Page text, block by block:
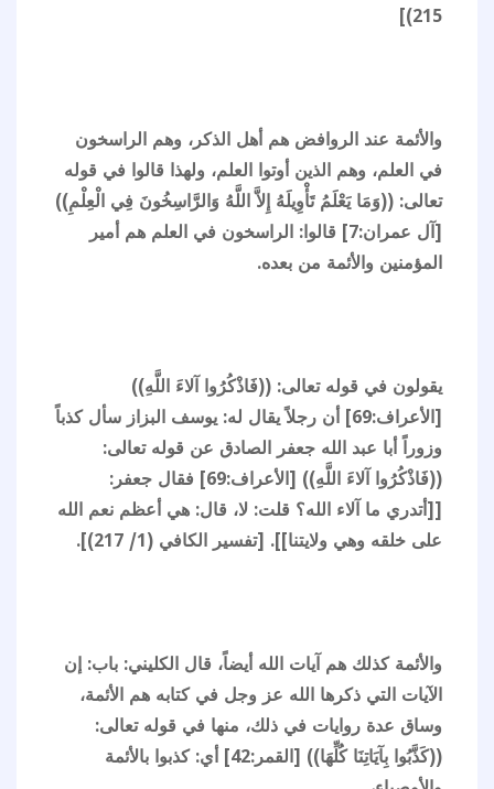
215)]
والأئمة عند الروافض هم أهل الذكر، وهم الراسخون
في العلم، وهم الذين أوتوا العلم، ولهذا قالوا في قوله
تعالى: ((وَمَا يَعْلَمُ تَأْوِيلَهُ إِلاَّ اللَّهُ وَالرَّاسِخُونَ فِي الْعِلْمِ))
[آل عمران:7] قالوا: الراسخون في العلم هم أمير
المؤمنين والأئمة من بعده.
يقولون في قوله تعالى: ((فَاذْكُرُوا آلاءَ اللَّهِ))
[الأعراف:69] أن رجلاً يقال له: يوسف البزاز سأل كذباً
وزوراً أبا عبد الله جعفر الصادق عن قوله تعالى:
((فَاذْكُرُوا آلاءَ اللَّهِ)) [الأعراف:69] فقال جعفر:
[[أتدري ما آلاء الله؟ قلت: لا، قال: هي أعظم نعم الله
على خلقه وهي ولايتنا]]. [تفسير الكافي (1/ 217)].
والأئمة كذلك هم آيات الله أيضاً، قال الكليني: باب: إن
الآيات التي ذكرها الله عز وجل في كتابه هم الأئمة،
وساق عدة روايات في ذلك، منها في قوله تعالى:
((كَذَّبُوا بِآيَاتِنَا كُلِّهَا)) [القمر:42] أي: كذبوا بالأئمة